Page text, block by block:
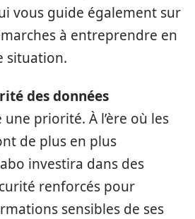
vous guide également sur
à entreprendre en
situation.
des données
une priorité. À l’ère où les
de plus en plus
investira dans des
renforcés pour
sensibles de ses